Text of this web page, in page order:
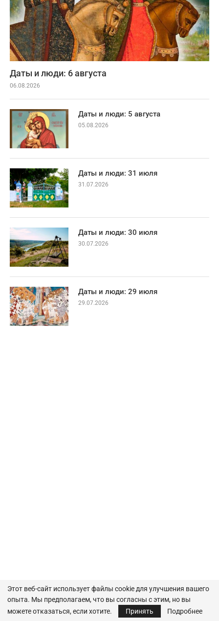
Даты и люди: 6 августа
06.08.2026
Даты и люди: 5 августа
05.08.2026
Даты и люди: 31 июля
31.07.2026
Даты и люди: 30 июля
30.07.2026
Даты и люди: 29 июля
29.07.2026
AРХИВ
Этот веб-сайт использует файлы cookie для улучшения вашего
опыта. Мы предполагаем, что вы согласны с этим, но вы
можете отказаться, если хотите.
Принять Подробнее